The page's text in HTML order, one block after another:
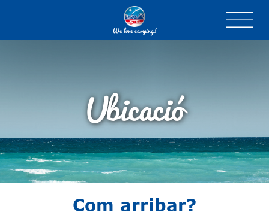
We love camping!
Ubicació
Com arribar?